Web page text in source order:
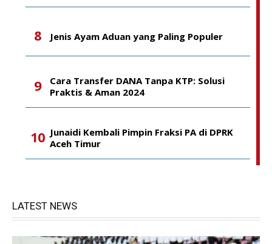
Jenis Ayam Aduan yang Paling Populer
Cara Transfer DANA Tanpa KTP: Solusi
Praktis & Aman 2024
Junaidi Kembali Pimpin Fraksi PA di DPRK
Aceh Timur
LATEST NEWS